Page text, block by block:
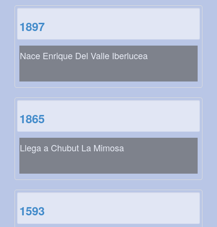
1897
Nace Enrique Del Valle Iberlucea
1865
Llega a Chubut La Mimosa
1593